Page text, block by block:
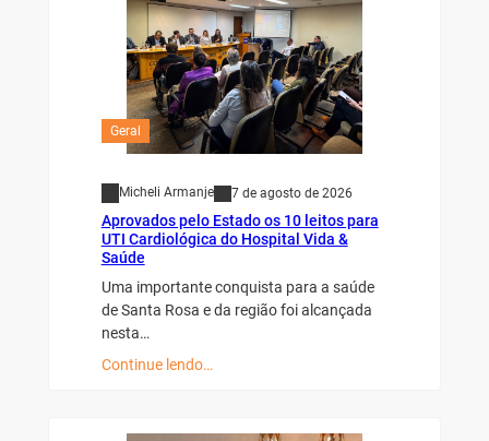
Geral
Micheli Armanje 7 de agosto de 2026
Aprovados pelo Estado os 10 leitos para
UTI Cardiológica do Hospital Vida &
Saúde
Uma importante conquista para a saúde
de Santa Rosa e da região foi alcançada
nesta…
Continue lendo…